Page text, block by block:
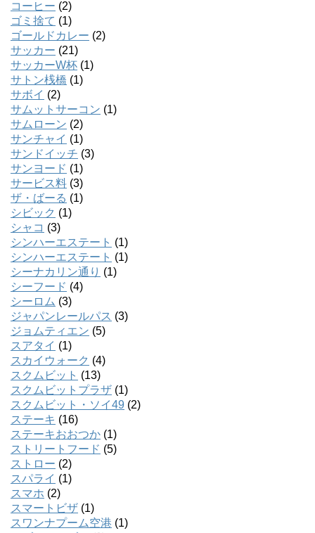
コーヒー (2)
ゴミ捨て (1)
ゴールドカレー (2)
サッカー (21)
サッカーW杯 (1)
サトン桟橋 (1)
サボイ (2)
サムットサーコン (1)
サムローン (2)
サンチャイ (1)
サンドイッチ (3)
サンヨード (1)
サービス料 (3)
ザ・ばーる (1)
シビック (1)
シャコ (3)
シンハーエステート (1)
シンハーエステート (1)
シーナカリン通り (1)
シーフード (4)
シーロム (3)
ジャパンレールパス (3)
ジョムティエン (5)
スアタイ (1)
スカイウォーク (4)
スクムビット (13)
スクムビットプラザ (1)
スクムビット・ソイ49 (2)
ステーキ (16)
ステーキおおつか (1)
ストリートフード (5)
ストロー (2)
スパライ (1)
スマホ (2)
スマートビザ (1)
スワンナプーム空港 (1)